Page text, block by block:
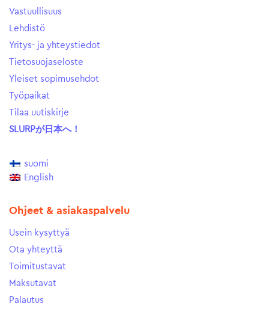
Vastuullisuus
Lehdistö
Yritys- ja yhteystiedot
Tietosuojaseloste
Yleiset sopimusehdot
Työpaikat
Tilaa uutiskirje
SLURPが日本へ！
suomi
English
Ohjeet & asiakaspalvelu
Usein kysyttyä
Ota yhteyttä
Toimitustavat
Maksutavat
Palautus